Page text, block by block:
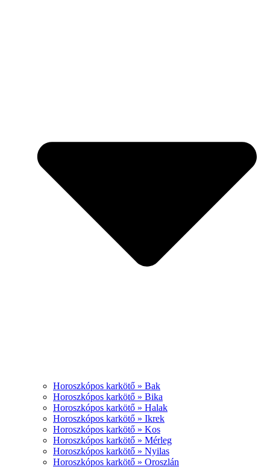
Horoszkópos karkötő » Bak
Horoszkópos karkötő » Bika
Horoszkópos karkötő » Halak
Horoszkópos karkötő » Ikrek
Horoszkópos karkötő » Kos
Horoszkópos karkötő » Mérleg
Horoszkópos karkötő » Nyilas
Horoszkópos karkötő » Oroszlán